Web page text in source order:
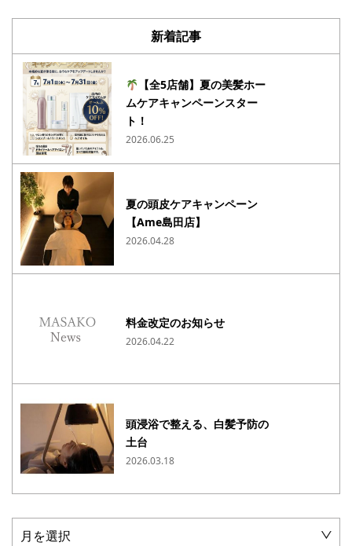
新着記事
【全5店舗】夏の美髪ホー
ムケアキャンペーンスター
ト！
2026.06.25
夏の頭皮ケアキャンペーン
【Ame島田店】
2026.04.28
料金改定のお知らせ
2026.04.22
頭浸浴で整える、白髪予防の
土台
2026.03.18
月を選択